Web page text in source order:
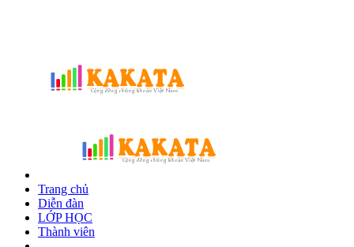
Trang chủ
Diễn đàn
LỚP HỌC
Thành viên